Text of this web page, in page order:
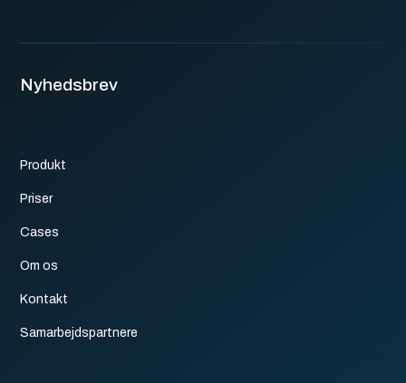
Nyhedsbrev
Produkt
Priser
Cases
Om os
Kontakt
Samarbejdspartnere